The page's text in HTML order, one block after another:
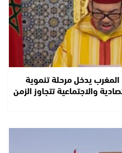
يدخل مرحلة تنموية
والاجتماعية تتجاوز الزمن